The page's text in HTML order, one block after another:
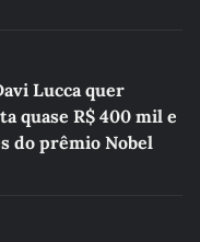
Lucca quer
quase R$ 400 mil e
do prêmio Nobel